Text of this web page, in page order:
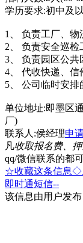
学历要求:初中及
1、 负责工厂、
2、 负责安全巡
3、 负责园区公共
4、 代收快递、信
5、 公司临时安排
单位地址:即墨区
厂)
联系人:侯经理申
凡收取报名费、
qq/微信联系的都
☆收藏这条信息◇
即时通短信--
该信息由用户发